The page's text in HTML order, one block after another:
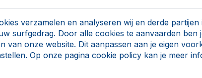
verzamelen en analyseren wij en derde
surfgedrag. Door alle cookies te aanvaarden ben
van onze website. Dit aanpassen aan je eigen
Op onze pagina cookie policy kan je meer